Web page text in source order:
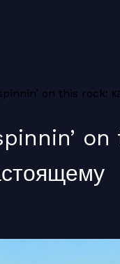
on this rock:
on